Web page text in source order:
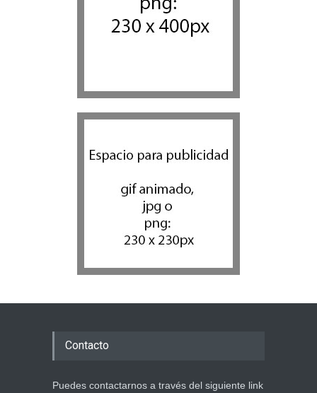
Contacto
Puedes contactarnos a través del siguiente link